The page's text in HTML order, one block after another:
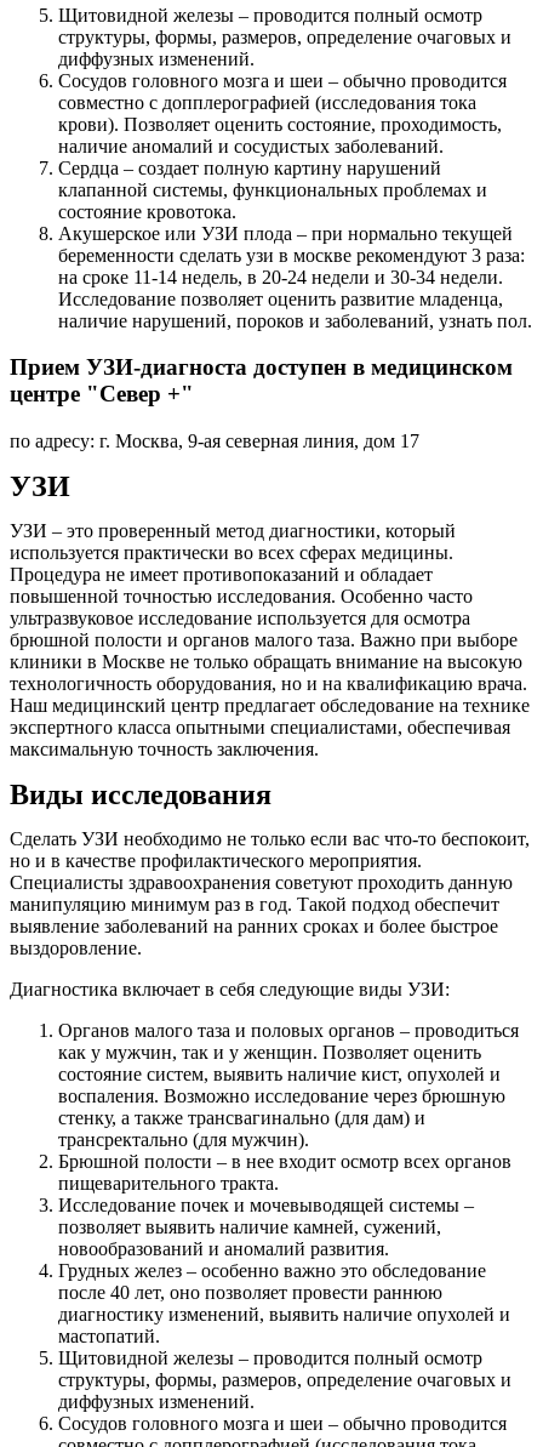
Щитовидной железы – проводится полный осмотр
структуры, формы, размеров, определение очаговых и
диффузных изменений.
Сосудов головного мозга и шеи – обычно проводится
совместно с допплерографией (исследования тока
крови). Позволяет оценить состояние, проходимость,
наличие аномалий и сосудистых заболеваний.
Сердца – создает полную картину нарушений
клапанной системы, функциональных проблемах и
состояние кровотока.
Акушерское или УЗИ плода – при нормально текущей
беременности сделать узи в москве рекомендуют 3 раза:
на сроке 11-14 недель, в 20-24 недели и 30-34 недели.
Исследование позволяет оценить развитие младенца,
наличие нарушений, пороков и заболеваний, узнать пол.
Прием УЗИ-диагноста доступен в медицинском
центре "Север +"
по адресу: г. Москва, 9-ая северная линия, дом 17
УЗИ
УЗИ – это проверенный метод диагностики, который
используется практически во всех сферах медицины.
Процедура не имеет противопоказаний и обладает
повышенной точностью исследования. Особенно часто
ультразвуковое исследование используется для осмотра
брюшной полости и органов малого таза. Важно при выборе
клиники в Москве не только обращать внимание на высокую
технологичность оборудования, но и на квалификацию врача.
Наш медицинский центр предлагает обследование на технике
экспертного класса опытными специалистами, обеспечивая
максимальную точность заключения.
Виды исследования
Сделать УЗИ необходимо не только если вас что-то беспокоит,
но и в качестве профилактического мероприятия.
Специалисты здравоохранения советуют проходить данную
манипуляцию минимум раз в год. Такой подход обеспечит
выявление заболеваний на ранних сроках и более быстрое
выздоровление.
Диагностика включает в себя следующие виды УЗИ:
Органов малого таза и половых органов – проводиться
как у мужчин, так и у женщин. Позволяет оценить
состояние систем, выявить наличие кист, опухолей и
воспаления. Возможно исследование через брюшную
стенку, а также трансвагинально (для дам) и
трансректально (для мужчин).
Брюшной полости – в нее входит осмотр всех органов
пищеварительного тракта.
Исследование почек и мочевыводящей системы –
позволяет выявить наличие камней, сужений,
новообразований и аномалий развития.
Грудных желез – особенно важно это обследование
после 40 лет, оно позволяет провести раннюю
диагностику изменений, выявить наличие опухолей и
мастопатий.
Щитовидной железы – проводится полный осмотр
структуры, формы, размеров, определение очаговых и
диффузных изменений.
Сосудов головного мозга и шеи – обычно проводится